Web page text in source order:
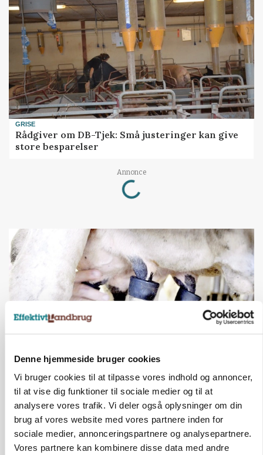
Denne hjemmeside bruger cookies
Vi bruger cookies til at tilpasse vores indhold og annoncer,
til at vise dig funktioner til sociale medier og til at
analysere vores trafik. Vi deler også oplysninger om din
brug af vores website med vores partnere inden for
sociale medier, annonceringspartnere og analysepartnere.
Vores partnere kan kombinere disse data med andre
GRISE
Rådgiver om DB-Tjek: Små justeringer kan give
store besparelser
Annonce
Loading...
Russisk mælkepris dykker 23 procent
Annonce